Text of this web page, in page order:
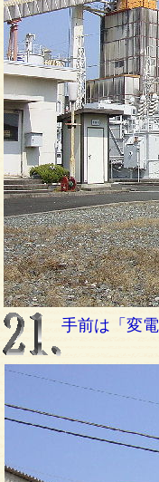
手前は「変